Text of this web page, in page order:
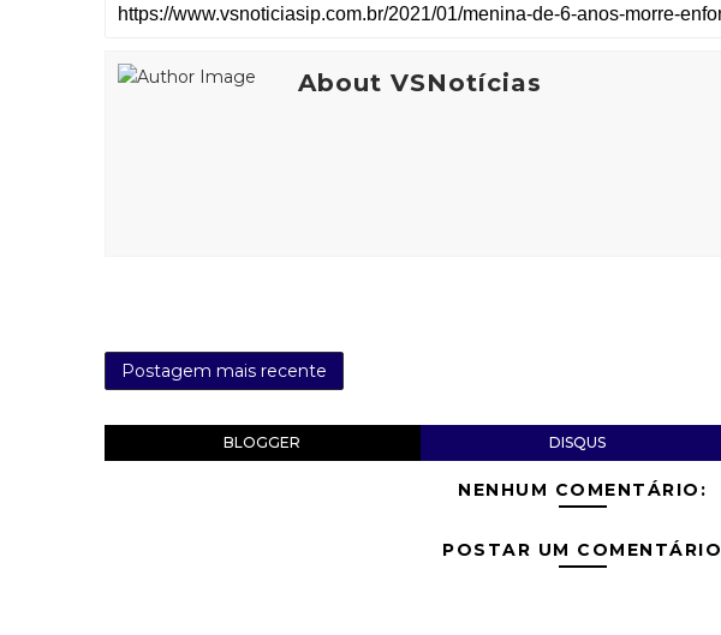
About VSNotícias
Postagem mais recente
BLOGGER DISQUS
NENHUM COMENTÁRIO:
POSTAR UM COMENTÁRIO